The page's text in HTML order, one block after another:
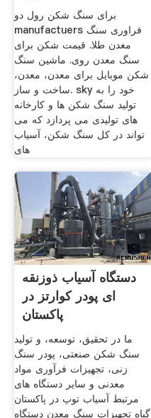
برای سنگ شکن رول دو
manufactuers فراوری سنگ
معدن طلا. قیمت شکن برای
سنگ معدن روی. ماشین سنگ
شکن موبایل برای معدن، معدن،
ساخت و ساز. sky خود را به
تولید سنگ شکن ها و کارخانه
های تولیدی می پردازد که می
تواند در کل سنگ شکن، آسیاب
های
دستگاه آسیاب ذوزنقه
ای پودر کوارتز در
پاکستان
ما در تحقیق، توسعه، و تولید
سنگ شکن صنعتی، پودر سنگ
زنی، تجهیزات فرآوری مواد
معدنی و سایر دستگاه های
مرتبط آسیاب توپ در پاکستان
گیاه تجهیزات سنگ معدن دستگاه